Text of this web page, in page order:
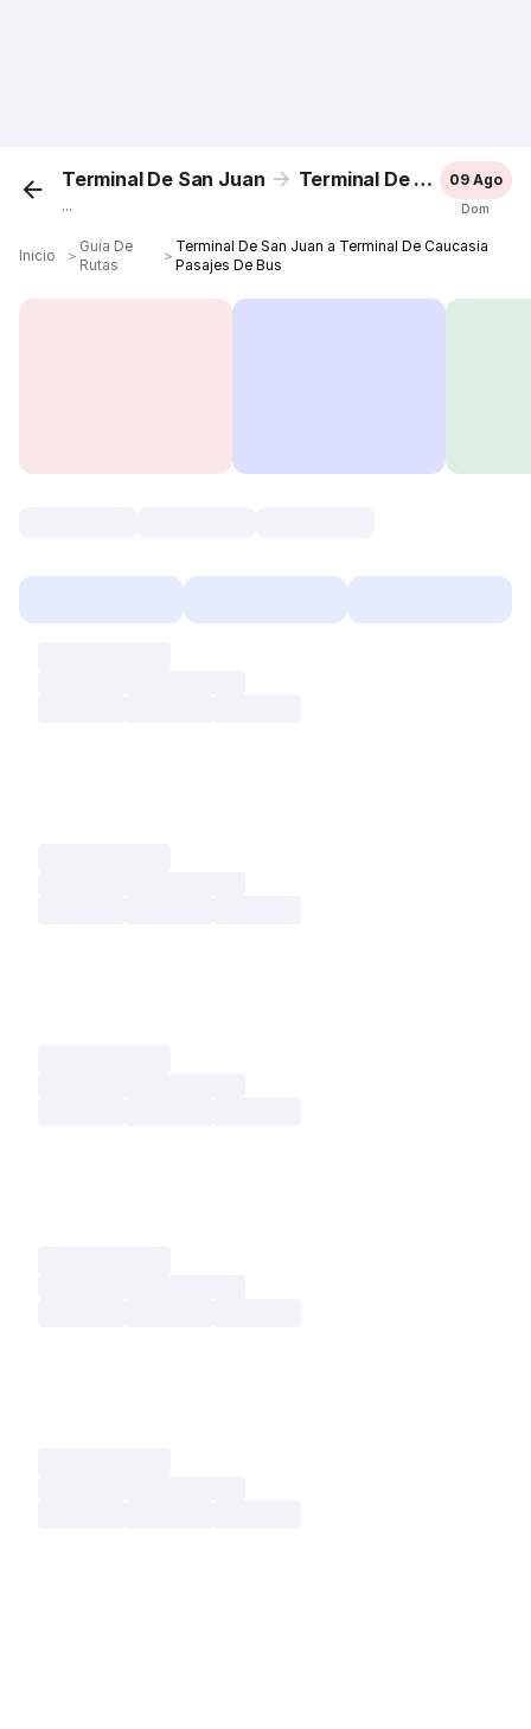
Terminal De San Juan Terminal De Caucasia
...
09 Ago
Dom
Inicio ＞
Guía De
Rutas
＞
Terminal De San Juan a Terminal De Caucasia
Pasajes De Bus